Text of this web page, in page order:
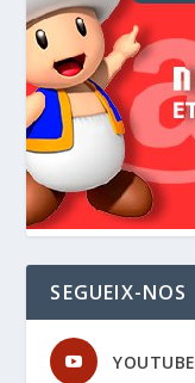
SEGUEIX-NOS
YOUTUBE